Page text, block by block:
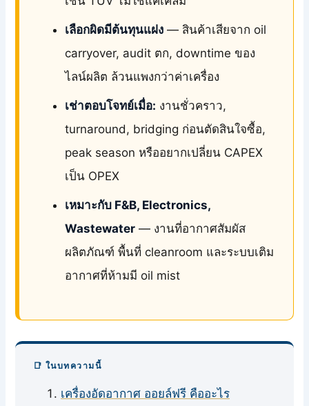
เลือกผิดมีต้นทุนแฝง— สินค้าเสียจาก oil
carryover, audit ตก, downtime ของ
ไลน์ผลิต ล้วนแพงกว่าค่าเครื่อง
เช่าตอบโจทย์เมื่อ: งานชั่วคราว,
turnaround, bridging ก่อนตัดสินใจซื้อ,
peak season หรืออยากเปลี่ยน CAPEX
เป็น OPEX
เหมาะกับ F&B, Electronics,
Wastewater— งานที่อากาศสัมผัส
ผลิตภัณฑ์ พื้นที่ cleanroom และระบบเติม
อากาศที่ห้ามมี oil mist
📑 ในบทความนี้
เครื่องอัดอากาศ ออยล์ฟรี คืออะไร